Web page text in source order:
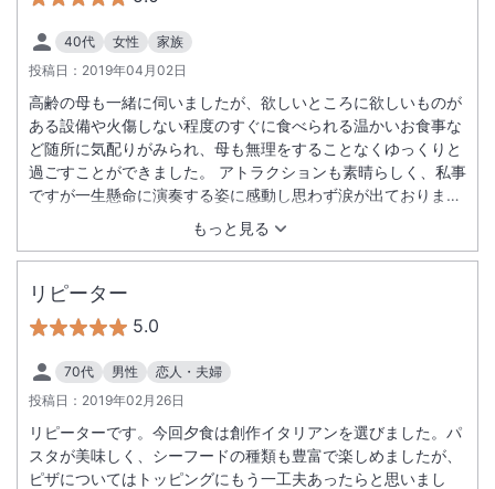
40代 女性
家族
投稿日： 2019年04月02日
もっと見る
高齢の母も一緒に伺いましたが、欲しいところに欲しいものが
ある設備や火傷しない程度のすぐに食べられる温かいお食事な
ど随所に気配りがみられ、母も無理をすることなくゆっくりと
過ごすことができました。 アトラクションも素晴らしく、私事
ですが一生懸命に演奏する姿に感動し思わず涙が出ておりまし
丁寧な対応をしていただき、帰りは駐車場ですれ違った私服の
スタッフの方がちゃんと立ち止まって頭を下げてくれたりと、
スタッフ一人一人がおもてなしの心とプライドを持って仕事を
た言葉が「思いやりがいっぱいのホテルだったね」でした。
リピーター
5.0
70代 男性
恋人・夫婦
投稿日： 2019年02月26日
リピーターです。今回夕食は創作イタリアンを選びました。パ
スタが美味しく、シーフードの種類も豊富で楽しめましたが、
ピザについてはトッピングにもう一工夫あったらと思いまし